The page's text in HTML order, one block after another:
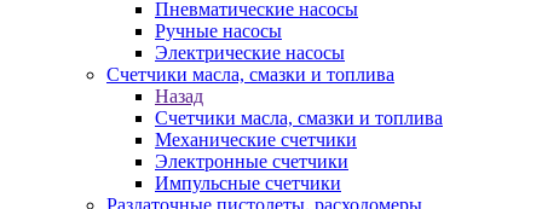
Пневматические насосы
Ручные насосы
Электрические насосы
Счетчики масла, смазки и топлива
Назад
Счетчики масла, смазки и топлива
Механические счетчики
Электронные счетчики
Импульсные счетчики
Раздаточные пистолеты, расходомеры